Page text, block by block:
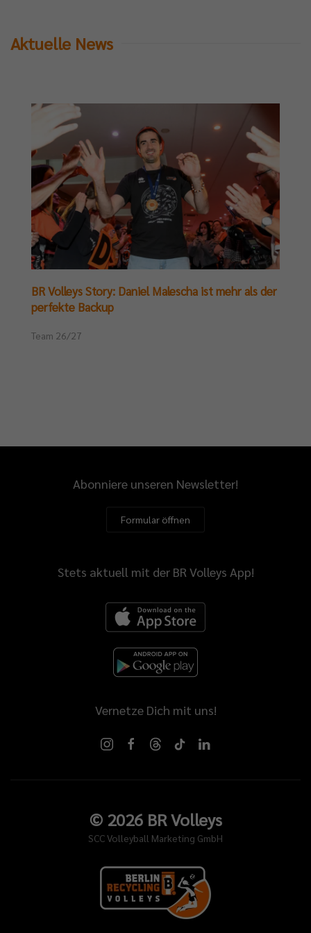
Aktuelle News
BR Volleys Story: Daniel Malescha ist mehr als der
perfekte Backup
Team 26/27
Abonniere unseren Newsletter!
Formular öffnen
Stets aktuell mit der BR Volleys App!
Vernetze Dich mit uns!
© 2026BR Volleys
SCC Volleyball Marketing GmbH